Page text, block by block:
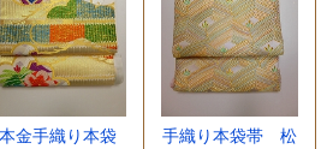
本金手織り本袋
手織り本袋帯 松